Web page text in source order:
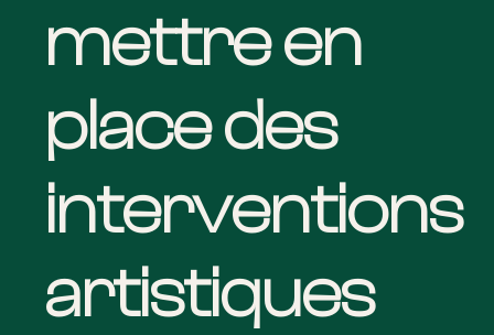
mettre en
place des
interventions
artistiques